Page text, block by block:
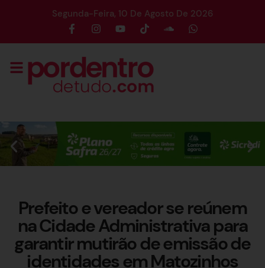
Segunda-Feira, 10 De Agosto De 2026
Prefeito e vereador se reúnem
na Cidade Administrativa para
garantir mutirão de emissão de
identidades em Matozinhos